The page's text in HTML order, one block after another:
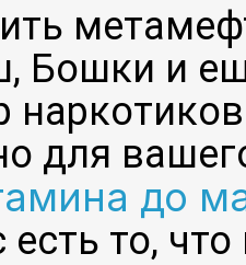
Бошки и
для
до
то,